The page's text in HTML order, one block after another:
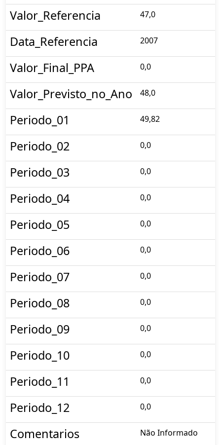
Valor_Referencia 47,0
Data_Referencia 2007
Valor_Final_PPA 0,0
Valor_Previsto_no_Ano 48,0
Periodo_01 49,82
Periodo_02 0,0
Periodo_03 0,0
Periodo_04 0,0
Periodo_05 0,0
Periodo_06 0,0
Periodo_07 0,0
Periodo_08 0,0
Periodo_09 0,0
Periodo_10 0,0
Periodo_11 0,0
Periodo_12 0,0
Comentarios Não Informado